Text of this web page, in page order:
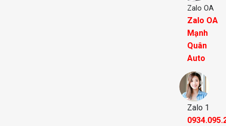
Zalo OA
Zalo OA
Mạnh
Quân
Auto
Zalo 1